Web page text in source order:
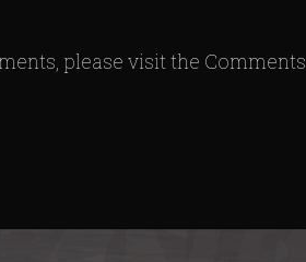
please visit the Comments